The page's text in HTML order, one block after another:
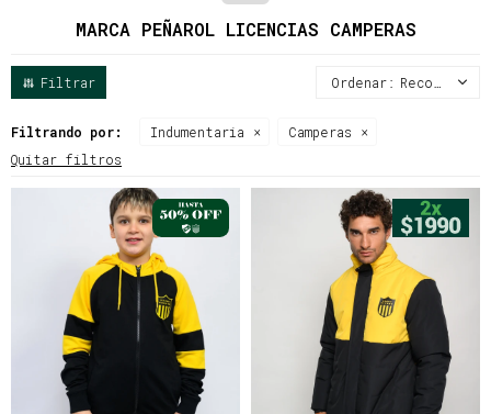
MARCA PEÑAROL LICENCIAS CAMPERAS
Recomendados
Filtrando por: Indumentaria
Camperas
Quitar filtros